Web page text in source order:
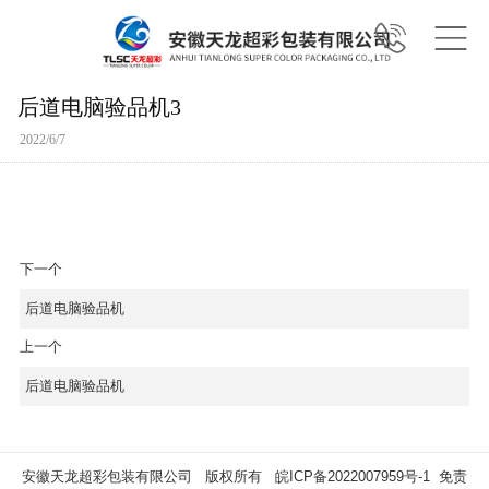
后道电脑验品机3
2022/6/7
下一个
后道电脑验品机
上一个
后道电脑验品机
安徽天龙超彩包装有限公司 版权所有 皖ICP备2022007959号-1
免责